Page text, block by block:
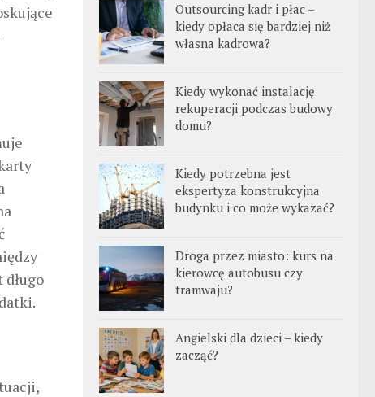
Outsourcing kadr i płac –
kiedy opłaca się bardziej niż
własna kadrowa?
Kiedy wykonać instalację
rekuperacji podczas budowy
domu?
Kiedy potrzebna jest
ekspertyza konstrukcyjna
budynku i co może wykazać?
Droga przez miasto: kurs na
kierowcę autobusu czy
tramwaju?
Angielski dla dzieci – kiedy
zacząć?